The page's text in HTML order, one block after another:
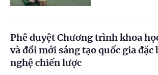
Phê duyệt Chương trình khoa
và đổi mới sáng tạo quốc gia đặc
nghệ chiến lược